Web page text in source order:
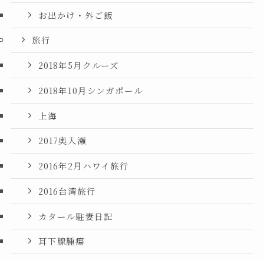
お出かけ・外ご飯
旅行
2018年5月クルーズ
2018年10月シンガポール
上海
2017奥入瀬
2016年2月ハワイ旅行
2016台湾旅行
カタール駐妻日記
耳下腺腫瘍